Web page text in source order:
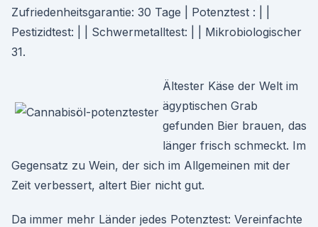
Zufriedenheitsgarantie: 30 Tage | Potenztest : | |
Pestizidtest: | | Schwermetalltest: | | Mikrobiologischer
31.
Ältester Käse der Welt im
ägyptischen Grab
gefunden Bier brauen, das
länger frisch schmeckt. Im
Gegensatz zu Wein, der sich im Allgemeinen mit der
Zeit verbessert, altert Bier nicht gut.
Da immer mehr Länder jedes Potenztest: Vereinfachte